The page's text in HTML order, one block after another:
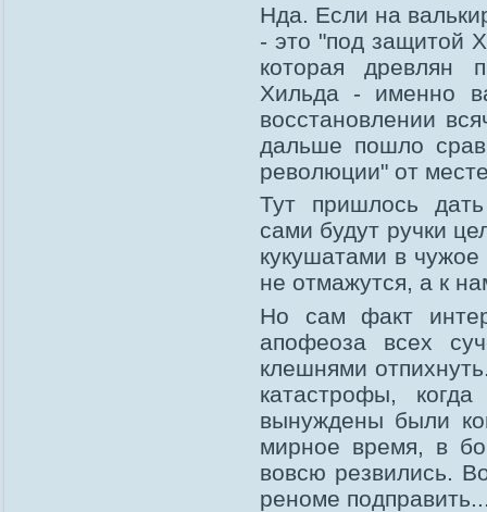
Нда. Если на
- это "под защитой
которая древлян
Хильда - именно
восстановлении
дальше пошло
революции" от
Тут пришлось
сами будут ручки
кукушатами в
не отмажутся, а к
Но сам факт
апофеоза всех
клешнями
катастрофы,
вынуждены были
мирное время, в
вовсю резвились.
реноме